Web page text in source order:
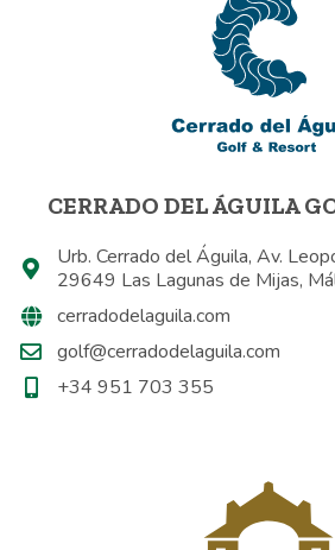
CERRADO DEL ÁGUILA
Urb. Cerrado del Águila, Av.
29649 Las Lagunas de Mijas,
cerradodelaguila.com
golf@cerradodelaguila.com
+34 951 703 355